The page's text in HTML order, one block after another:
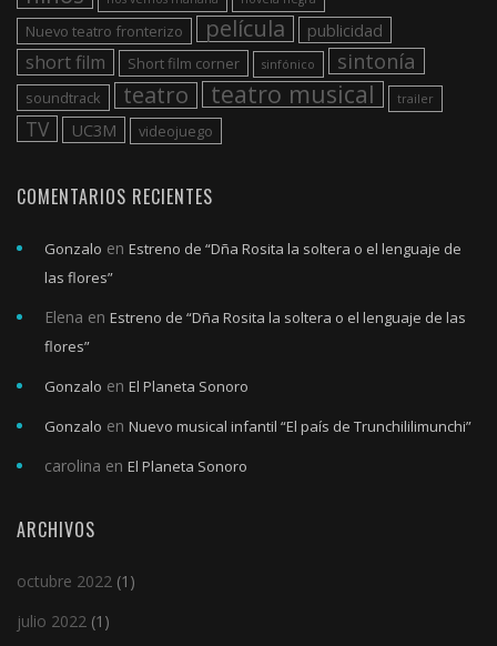
Nuevo teatro fronterizo película publicidad
short film Short film corner sinfónico sintonía
soundtrack teatro teatro musical trailer
TV UC3M videojuego
COMENTARIOS RECIENTES
Gonzalo en Estreno de “Dña Rosita la soltera o el lenguaje de
las flores”
Elena en Estreno de “Dña Rosita la soltera o el lenguaje de las
flores”
Gonzalo en El Planeta Sonoro
Gonzalo en Nuevo musical infantil “El país de Trunchililimunchi”
carolina en El Planeta Sonoro
ARCHIVOS
octubre 2022 (1)
julio 2022 (1)